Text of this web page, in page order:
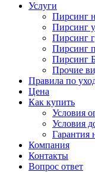
Услуги
Пирсинг
Пирсинг
Пирсинг
Пирсинг
Пирсинг
Прочие
Правила по
Цена
Как купить
Условия
Условия
Гарантия
Компания
Контакты
Вопрос ответ